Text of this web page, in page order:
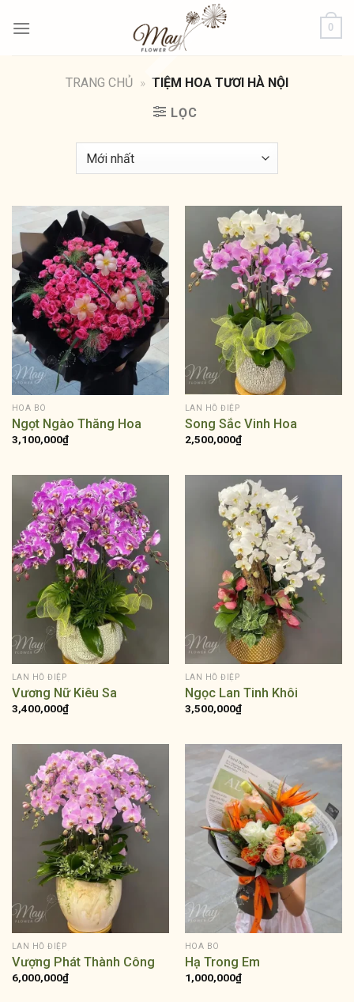
qua
0
TRANG CHỦ » TIỆM HOA TƯƠI HÀ NỘI
LỌC
HOA BÓ
Ngọt Ngào Thăng Hoa
3,100,000₫
LAN HỒ ĐIỆP
Song Sắc Vinh Hoa
2,500,000₫
LAN HỒ ĐIỆP
Vương Nữ Kiêu Sa
3,400,000₫
LAN HỒ ĐIỆP
Ngọc Lan Tinh Khôi
3,500,000₫
LAN HỒ ĐIỆP
Vượng Phát Thành Công
6,000,000₫
HOA BÓ
Hạ Trong Em
1,000,000₫